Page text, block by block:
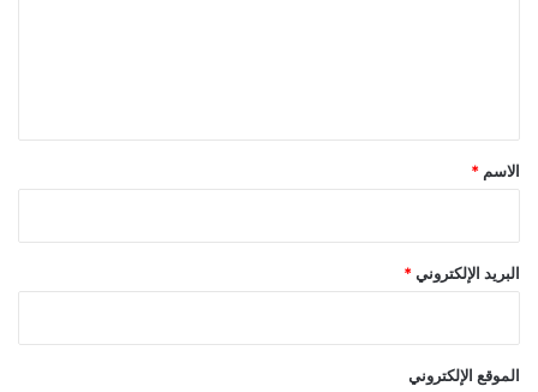
*
الاسم *
البريد الإلكتروني *
الموقع الإلكتروني